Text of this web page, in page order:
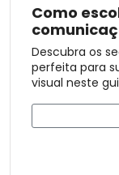
Como
Descubra os
perfeita para
visual neste